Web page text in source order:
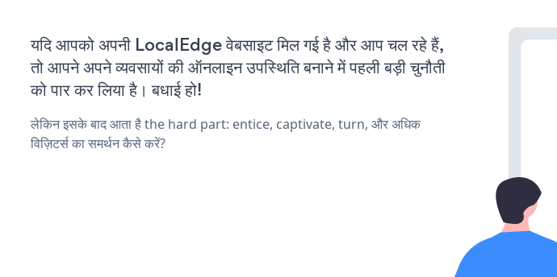
यदि आपको अपनी LocalEdge वेबसाइट मिल गई है और आप चल रहे हैं,
तो आपने अपने व्यवसायों की ऑनलाइन उपस्थिति बनाने में पहली बड़ी चुनौती
को पार कर लिया है। बधाई हो!
लेकिन इसके बाद आता है the hard part: entice, captivate, turn, और अधिक
विज़िटर्स का समर्थन कैसे करें?